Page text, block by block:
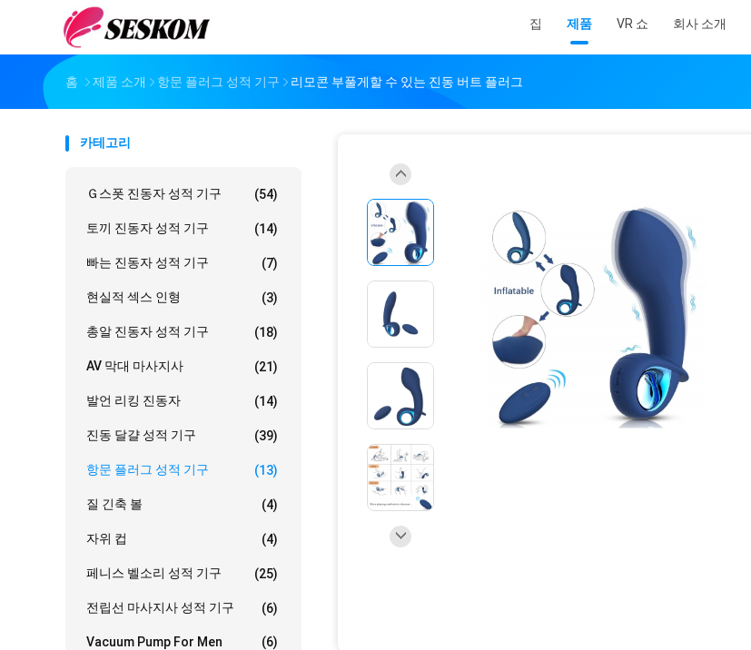
집 제품 VR 쇼 회사 소개
홈 제품 소개 항문 플러그 성적 기구 리모콘 부풀게할 수 있는 진동 버트 플러그
카테고리
Ｇ스폿 진동자 성적 기구 (54)
토끼 진동자 성적 기구 (14)
빠는 진동자 성적 기구 (7)
현실적 섹스 인형 (3)
총알 진동자 성적 기구 (18)
AV 막대 마사지사 (21)
발언 리킹 진동자 (14)
진동 달걀 성적 기구 (39)
항문 플러그 성적 기구 (13)
질 긴축 볼 (4)
자위 컵 (4)
페니스 벨소리 성적 기구 (25)
전립선 마사지사 성적 기구 (6)
Vacuum Pump For Men (6)